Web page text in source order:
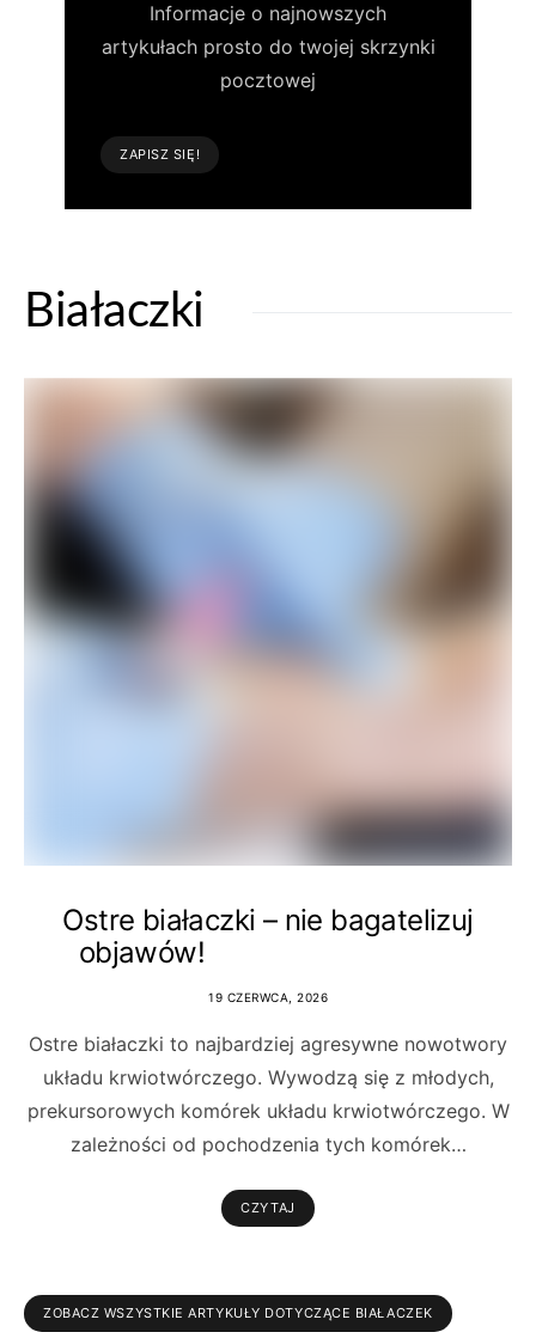
Informacje o najnowszych
artykułach prosto do twojej skrzynki
pocztowej
ZAPISZ SIĘ!
Białaczki
Ostre białaczki – nie bagatelizuj
objawów!
19 CZERWCA, 2026
Ostre białaczki to najbardziej agresywne nowotwory
układu krwiotwórczego. Wywodzą się z młodych,
prekursorowych komórek układu krwiotwórczego. W
zależności od pochodzenia tych komórek…
CZYTAJ
ZOBACZ WSZYSTKIE ARTYKUŁY DOTYCZĄCE BIAŁACZEK